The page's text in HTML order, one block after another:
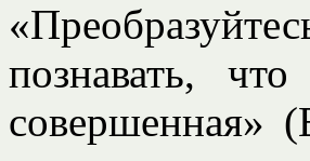
познавать,
совершенная»